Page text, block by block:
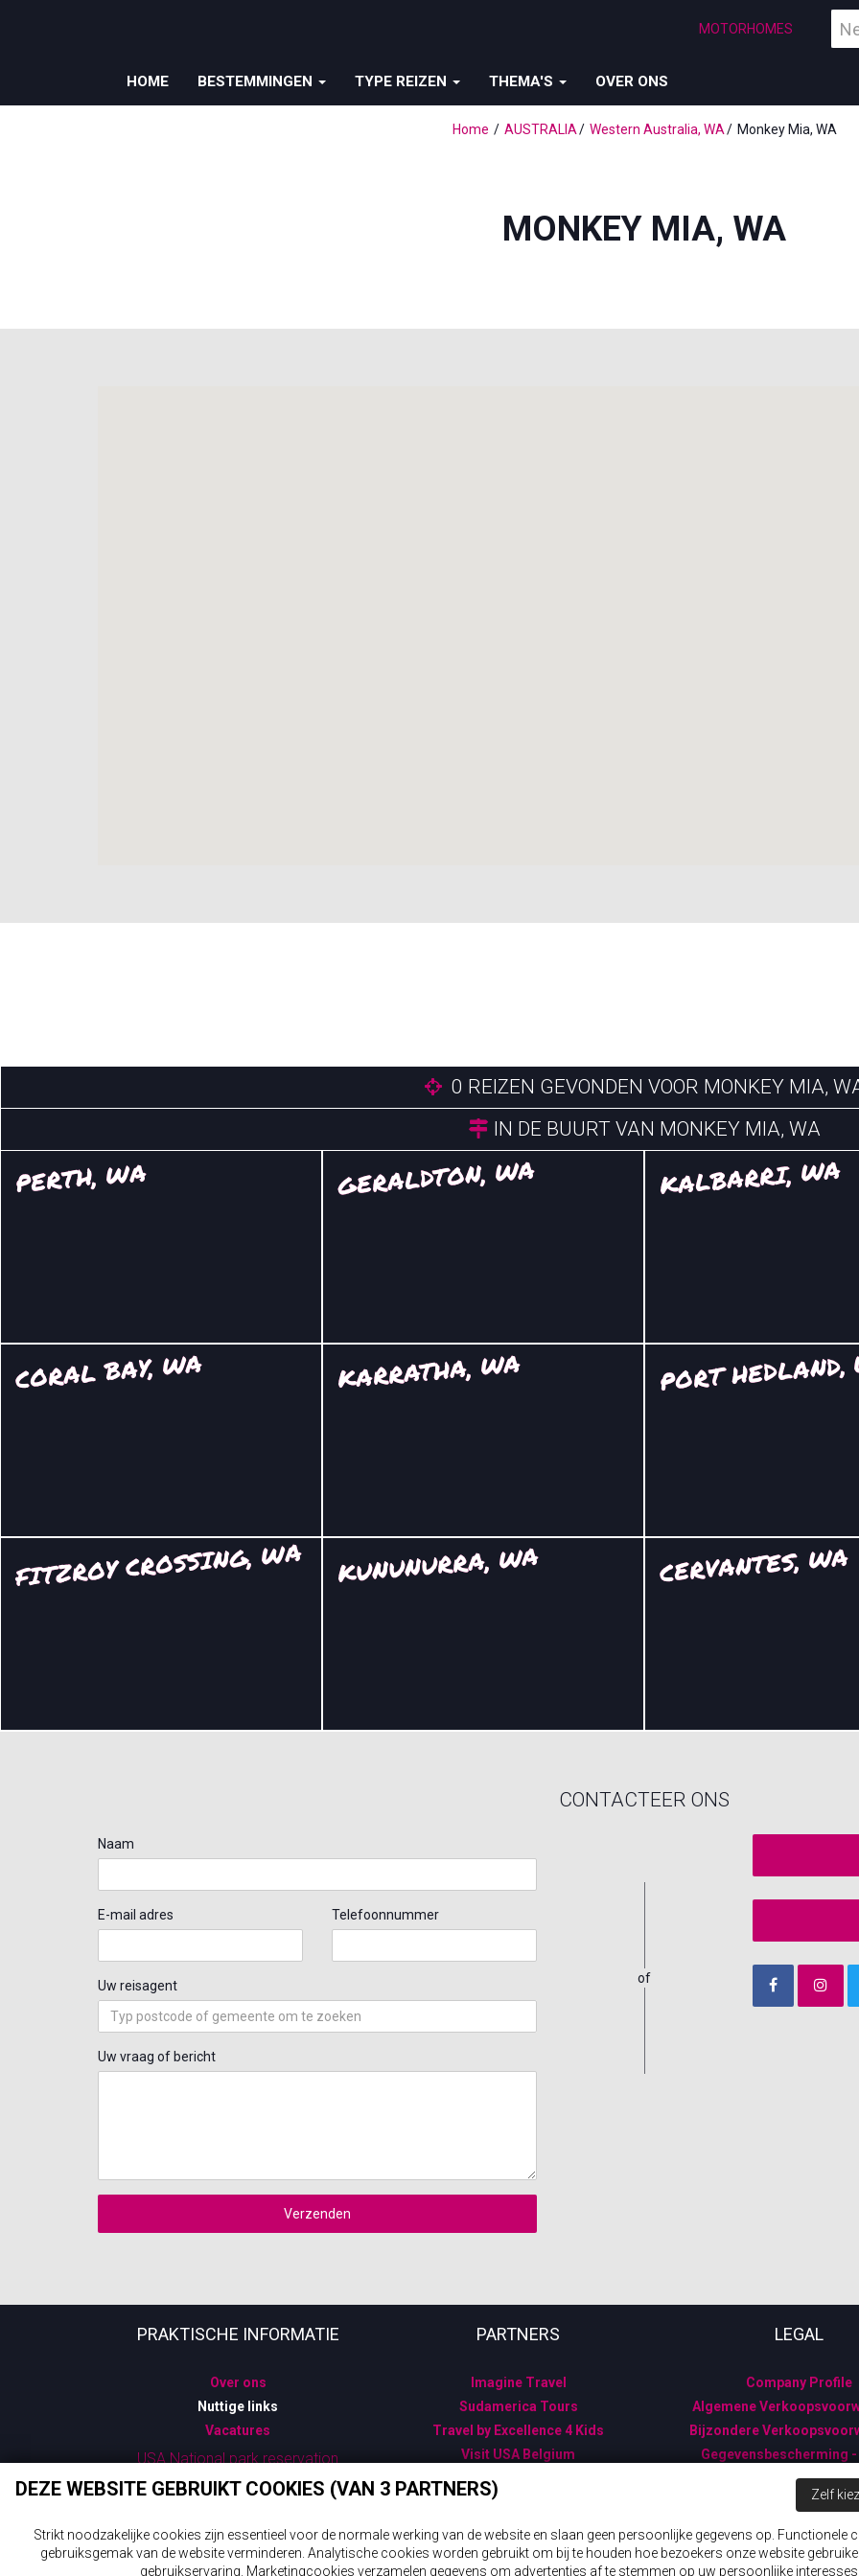
MOTORHOMES
een
HOME BESTEMMINGEN TYPE REIZEN THEMA'S OVER ONS
Home AUSTRALIA Western Australia, WA Monkey Mia, WA
MONKEY MIA, WA
0 REIZEN GEVONDEN VOOR MONKEY MIA,
IN DE BUURT VAN MONKEY MIA, WA
PERTH, WA GERALDTON, WA KALBARRI, WA
CORAL BAY, WA KARRATHA, WA PORT
FITZROY CROSSING, WA KUNUNURRA, WA CERVANTES, WA
CONTACTEER ONS
Naam
E-mail adres Telefoonnummer
Uw reisagent
Uw vraag of bericht
Verzenden
of
PRAKTISCHE INFORMATIE PARTNERS LEGAL
Over ons
Nuttige links
Vacatures
USA National park reservation
System
Imagine Travel
Sudamerica Tours
Travel by Excellence 4 Kids
Visit USA Belgium
Company Profile
Algemene
Bijzondere
Gegevensbescherming -
DEZE WEBSITE GEBRUIKT COOKIES (VAN 3 PARTNERS) Zelf
Strikt noodzakelijke cookies zijn essentieel voor de normale werking van de website en slaan geen persoonlijke gegevens op.
gebruiksgemak van de website verminderen. Analytische cookies worden gebruikt om bij te houden hoe bezoekers onze website
gebruikservaring. Marketingcookies verzamelen gegevens om advertenties af te stemmen op uw persoonlijke
© 2026 Wings 'n Wheels | Webdesign & development byServico